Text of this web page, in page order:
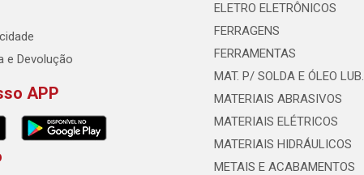
e Devolução
APP
ELETRO ELETRÔNICOS
FERRAGENS
FERRAMENTAS
MAT. P/ SOLDA E ÓLEO LUB.
MATERIAIS ABRASIVOS
MATERIAIS ELÉTRICOS
MATERIAIS HIDRÁULICOS
METAIS E ACABAMENTOS